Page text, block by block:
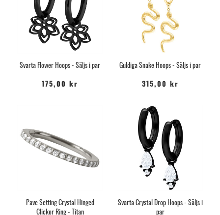
Svarta Flower Hoops - Säljs i par
175,00 kr
Guldiga Snake Hoops - Säljs i par
315,00 kr
Pave Setting Crystal Hinged
Clicker Ring - Titan
Svarta Crystal Drop Hoops - Säljs i
par